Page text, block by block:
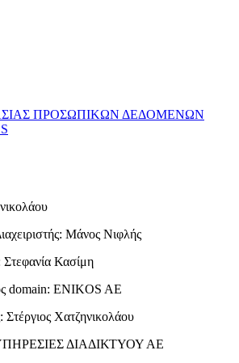
ΠΡΟΣΩΠΙΚΩΝ ΔΕΔΟΜΕΝΩΝ
Μάνος Νιφλής
Στεφανία Κασίμη
domain: ENIKOS AE
Στέργιος Χατζηνικολάου
ΔΙΑΔΙΚΤΥΟΥ ΑΕ